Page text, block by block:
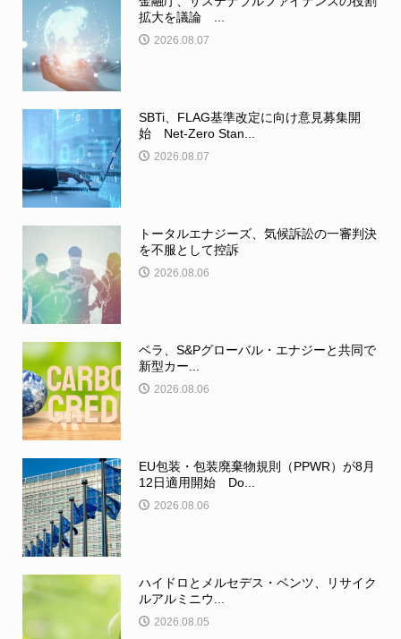
拡大を議論 ...
2026.08.07
SBTi、FLAG基準改定に向け意見募集開
始 Net-Zero Stan...
2026.08.07
トータルエナジーズ、気候訴訟の一審判決
を不服として控訴
2026.08.06
ベラ、S&Pグローバル・エナジーと共同で
新型カー...
2026.08.06
EU包装・包装廃棄物規則（PPWR）が8月
12日適用開始 Do...
2026.08.06
ハイドロとメルセデス・ベンツ、リサイク
ルアルミニウ...
2026.08.05